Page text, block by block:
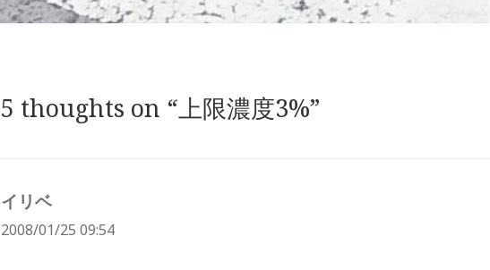
5 thoughts on “上限濃度3%”
イリベ
り:
2008/01/25 09:54